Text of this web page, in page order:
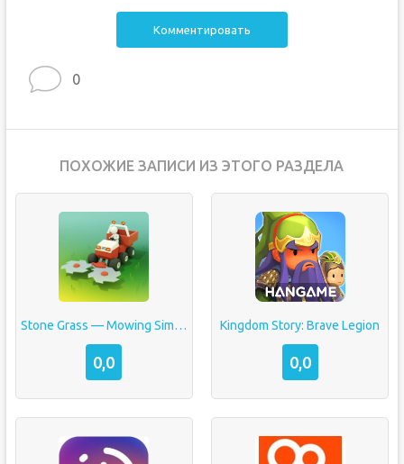
Комментировать
0
ПОХОЖИЕ ЗАПИСИ ИЗ ЭТОГО РАЗДЕЛА
Stone Grass — Mowing Simulator
0,0
Kingdom Story: Brave Legion
0,0